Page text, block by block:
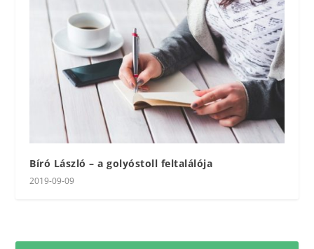
Bíró László – a golyóstoll feltalálója
2019-09-09